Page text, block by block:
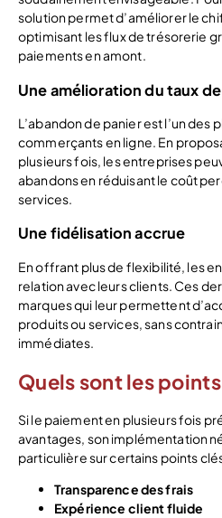
solution permet d’améliorer le
optimisant les flux de trésorerie
paiements en amont.
Une amélioration du taux
L’abandon de panier est l’un des
commerçants en ligne. En
plusieurs fois, les entreprises
abandons en réduisant le coût
services.
Une fidélisation accrue
En offrant plus de flexibilité, les
relation avec leurs clients. Ces
marques qui leur permettent
produits ou services, sans
immédiates.
Quels sont les
Si le paiement en plusieurs fois
avantages, son implémentation
particulière sur certains points
Transparence des frais
Expérience client fluide